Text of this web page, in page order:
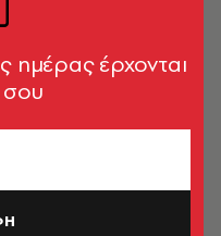
και ο Aladdin μέσα
του Μικ Ροκ
και η E
ημέρας έρχονται